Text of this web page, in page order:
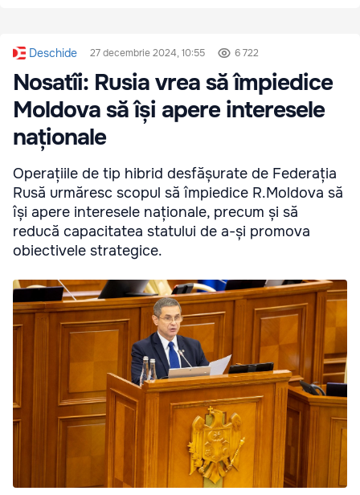
Deschide 27 decembrie 2024, 10:55 6 722
Nosatîi: Rusia vrea să împiedice
Moldova să își apere interesele
naționale
Operațiile de tip hibrid desfășurate de Federația
Rusă urmăresc scopul să împiedice R.Moldova să
își apere interesele naționale, precum și să
reducă capacitatea statului de a-și promova
obiectivele strategice.